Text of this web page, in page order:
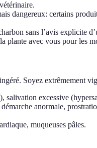
certains
sans l’avis explicite
plante avec vous pour les
Soyez extrêmement
salivation excessive
anormale,
muqueuses pâles.